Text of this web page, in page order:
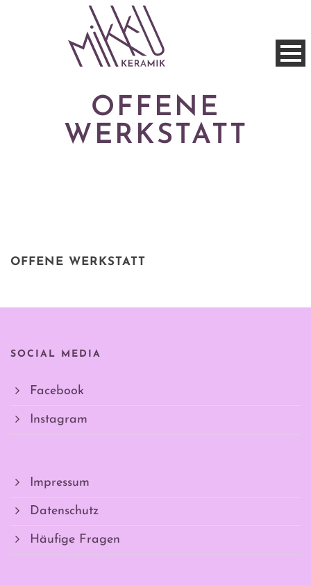
OFFENE
WERKSTATT
OFFENE WERKSTATT
SOCIAL MEDIA
Facebook
Instagram
Impressum
Datenschutz
Häufige Fragen